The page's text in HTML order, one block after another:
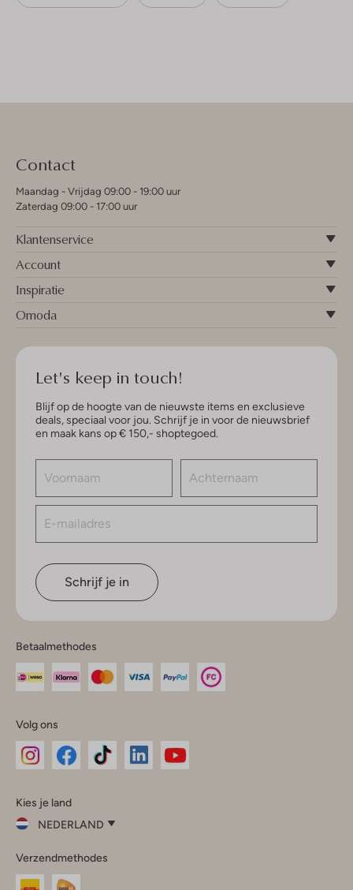
Contact
Maandag - Vrijdag 09:00 - 19:00 uur
Zaterdag 09:00 - 17:00 uur
Klantenservice
Account
Inspiratie
Omoda
Let's keep in touch!
Blijf op de hoogte van de nieuwste items en exclusieve
deals, speciaal voor jou. Schrijf je in voor de nieuwsbrief
en maak kans op € 150,- shoptegoed.
Schrijf je in
Betaalmethodes
Volg ons
InstagramFacebook
Kies je land
NEDERLAND
je
land
Verzendmethodes